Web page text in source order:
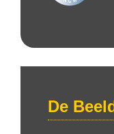
De